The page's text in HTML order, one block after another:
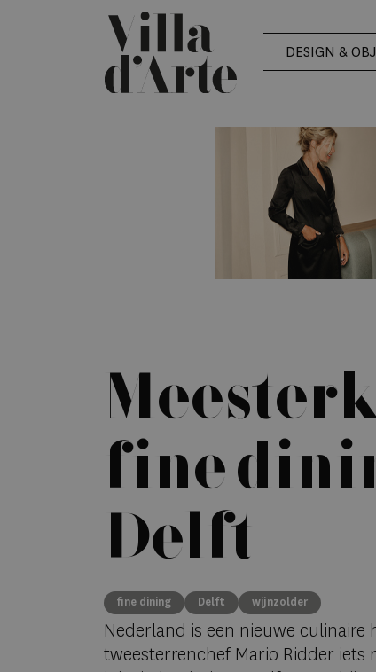
DESIGN &
fine
Delft
fine dining Delft wijnzolder
Nederland is een nieuwe
tweesterrenchef Mario Ridder iets